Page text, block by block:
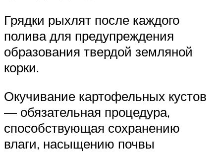
Грядки рыхлят после каждого
полива для предупреждения
образования твердой земляной
корки.
Окучивание картофельных кустов
— обязательная процедура,
способствующая сохранению
влаги, насыщению почвы